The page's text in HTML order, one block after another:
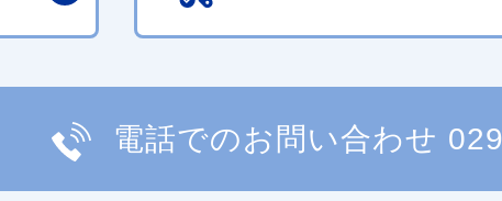
電話でのお問い合わせ